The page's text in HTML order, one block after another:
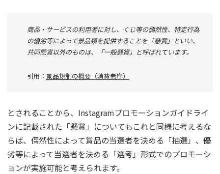
商品・サービスの利用者に対し、くじ等の偶然性、特定行為
の優劣等によって景品類を提供することを「懸賞」といい、
共同懸賞以外のものは、「一般懸賞」と呼ばれています。
引用： 景品規制の概要（消費者庁）
とされることから、Instagramプロモーションガイドライ
ンに記載された「懸賞」についてもこれと同様に考えるな
らば、偶然性によって賞品の当選者を決める「抽選」、優
劣等によって当選者を決める「選考」形式でのプロモーシ
ョンが実施可能と考えられます。